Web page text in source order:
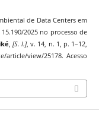
de Data Centers em
2025 no processo de
[S. l.], v. 14, n. 1, p. 1–12,
article/view/25178. Acesso